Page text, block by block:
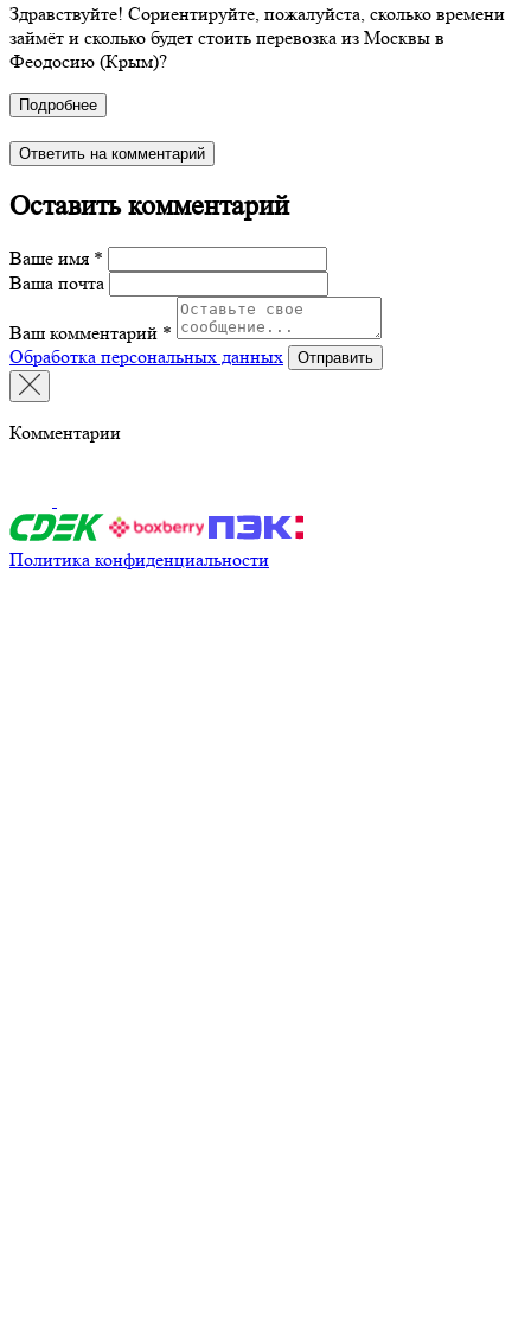
Здравствуйте! Сориентируйте, пожалуйста, сколько времени
займёт и сколько будет стоить перевозка из Москвы в
Феодосию (Крым)?
Подробнее
Ответить на комментарий
Оставить комментарий
Ваше имя *
Ваша почта
Ваш комментарий *
Обработка персональных данных
Отправить
Комментарии
Политика конфиденциальности